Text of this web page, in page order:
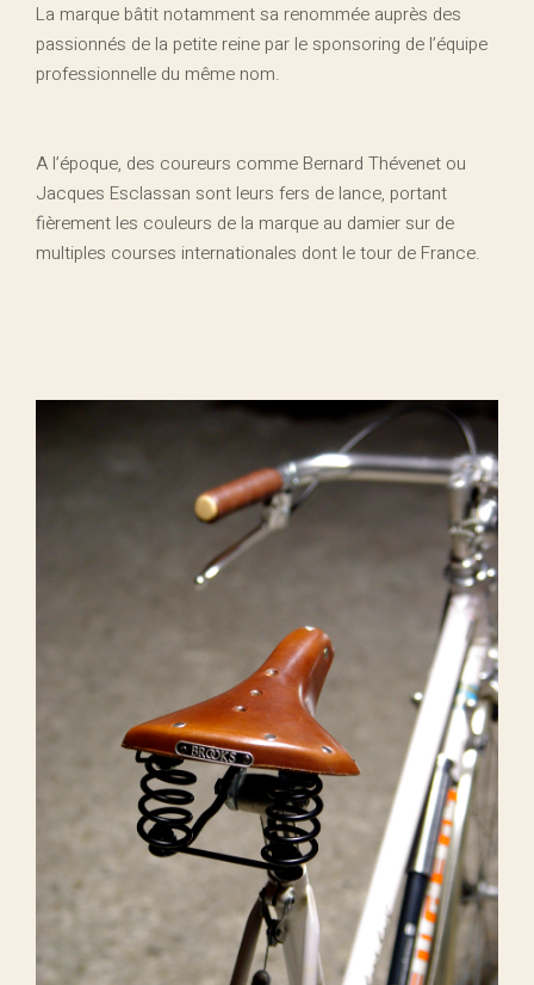
La marque bâtit notamment sa renommée auprès des
passionnés de la petite reine par le sponsoring de l’équipe
professionnelle du même nom.
A l’époque, des coureurs comme Bernard Thévenet ou
Jacques Esclassan sont leurs fers de lance, portant
fièrement les couleurs de la marque au damier sur de
multiples courses internationales dont le tour de France.